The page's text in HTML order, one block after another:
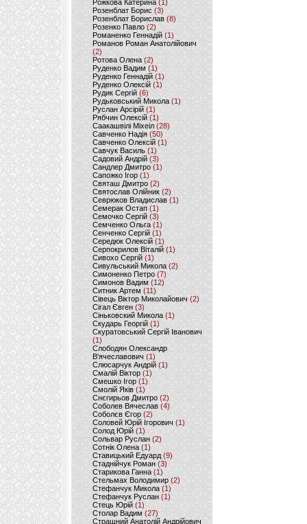
Рожкова Катерина(1)
Розенблат Борис (3)
Розенблат Борислав (8)
Розенко Павло (2)
Романенко Геннадій (1)
Романов Роман Анатолійович
(2)
Ротова Олена(2)
Руденко Вадим (1)
Руденко Геннадій (1)
Руденко Олексій(1)
Рудик Сергій(6)
Рудьковський Микола (1)
Руслан Арсірій(1)
Рябчин Олексій (1)
Саакашвілі Міхеіл(28)
Савченко Надія (50)
Савченко Олексій(1)
Савчук Василь (1)
Садовий Андрій (3)
Сандлер Дмитро(1)
Сапожко Ігор(1)
Святаш Дмитро (2)
Святослав Олійник (2)
Севрюков Владислав (1)
Семерак Остап (1)
Семочко Сергій (3)
Семченко Ольга (1)
Сенченко Сергій(1)
Середюк Олексій(1)
Серпокрилов Віталій(1)
Сивохо Сергій(1)
Сивульський Микола(2)
Симоненко Петро(7)
Симонов Вадим (12)
Ситник Артем(11)
Сівець Віктор Миколайович(2)
Сігал Євген (3)
Сіньковский Микола(1)
Скударь Георгій (1)
Скуратовський Сергій Іванович
(1)
Слободян Олександр
В'ячеславович(1)
Слюсарчук Андрій(1)
Смалій Віктор (1)
Смешко Ігор (1)
Смолій Яків (1)
Снєгирьов Дмитро (2)
Соболев Вячеслав (4)
Соболєв Єгор(2)
Соловей Юрій Ігорович (1)
Солод Юрій (1)
Сольвар Руслан (2)
Сотнік Олена(1)
Ставицький Едуард (9)
Стаднійчук Роман(3)
Старикова Ганна (1)
Стельмах Володимир(2)
Стефанчук Микола (1)
Стефанчук Руслан (1)
Стець Юрій (1)
Столар Вадим(27)
Страшний Анатолій Андрійович